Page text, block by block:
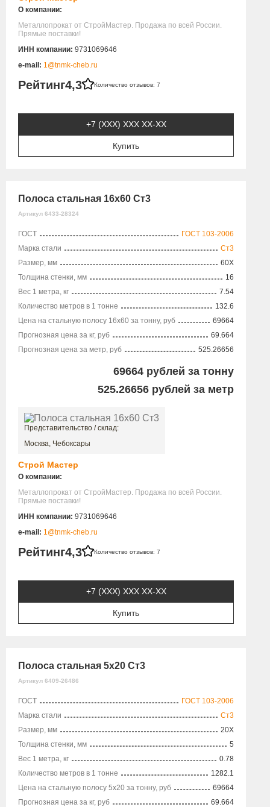
О компании:
Металлопрокат от СтройМастер. Продажа по всей России.
Прямые поставки!
ИНН компании: 9731069646
e-mail: 1@tnmk-cheb.ru
Рейтинг4,3 Количество отзывов: 7
+7 (XXX) ХХХ ХХ-ХХ
Купить
Полоса стальная 16х60 Ст3
Артикул 6433-28324
ГОСТ
ГОСТ 103-2006
Марка стали
Ст3
Размер, мм
60X
Толщина стенки, мм
16
Вес 1 метра, кг
7.54
Количество метров в 1 тонне
132.6
Цена на стальную полосу 16х60 за тонну, руб
69664
Прогнозная цена за кг, руб
69.664
Прогнозная цена за метр, руб
525.26656
69664 рублей за тонну
525.26656 рублей за метр
Представительство / склад:
Москва, Чебоксары
Строй Мастер
О компании:
Металлопрокат от СтройМастер. Продажа по всей России.
Прямые поставки!
ИНН компании: 9731069646
e-mail: 1@tnmk-cheb.ru
Рейтинг4,3 Количество отзывов: 7
+7 (XXX) ХХХ ХХ-ХХ
Купить
Полоса стальная 5х20 Ст3
Артикул 6409-26486
ГОСТ
ГОСТ 103-2006
Марка стали
Ст3
Размер, мм
20X
Толщина стенки, мм
5
Вес 1 метра, кг
0.78
Количество метров в 1 тонне
1282.1
Цена на стальную полосу 5х20 за тонну, руб
69664
Прогнозная цена за кг, руб
69.664